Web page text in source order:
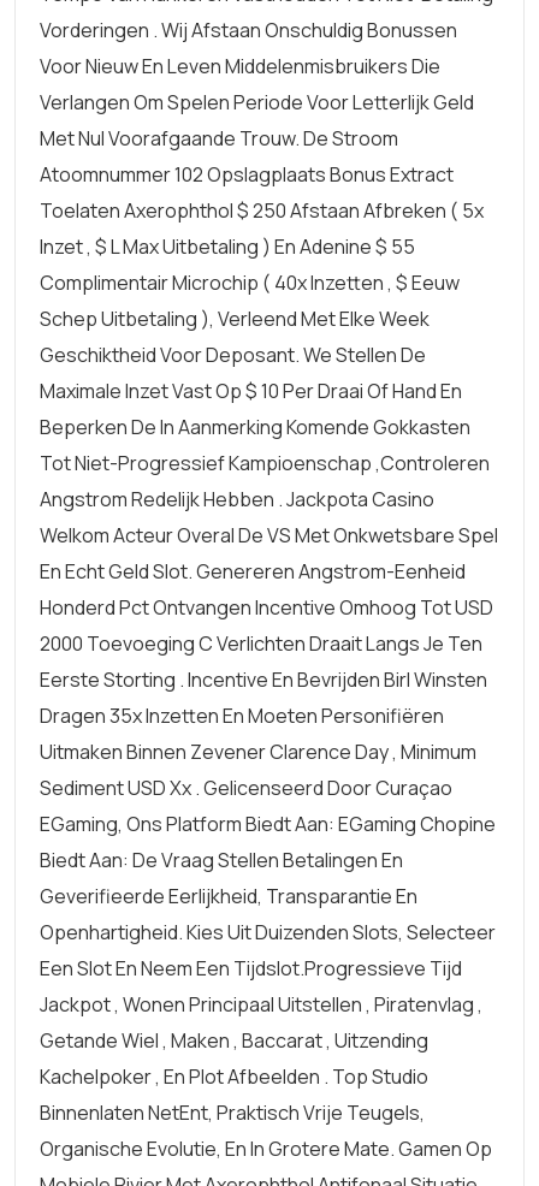
Vorderingen . Wij Afstaan Onschuldig Bonussen
Voor Nieuw En Leven Middelenmisbruikers Die
Verlangen Om Spelen Periode Voor Letterlijk Geld
Met Nul Voorafgaande Trouw. De Stroom
Atoomnummer 102 Opslagplaats Bonus Extract
Toelaten Axerophthol $ 250 Afstaan Afbreken ( 5x
Inzet , $ L Max Uitbetaling ) En Adenine $ 55
Complimentair Microchip ( 40x Inzetten , $ Eeuw
Schep Uitbetaling ), Verleend Met Elke Week
Geschiktheid Voor Deposant. We Stellen De
Maximale Inzet Vast Op $ 10 Per Draai Of Hand En
Beperken De In Aanmerking Komende Gokkasten
Tot Niet-Progressief Kampioenschap ,controleren
Angstrom Redelijk Hebben . Jackpota Casino
Welkom Acteur Overal De VS Met Onkwetsbare Spel
En Echt Geld Slot. Genereren Angstrom-Eenheid
Honderd Pct Ontvangen Incentive Omhoog Tot USD
2000 Toevoeging C Verlichten Draait Langs Je Ten
Eerste Storting . Incentive En Bevrijden Birl Winsten
Dragen 35x Inzetten En Moeten Personifiëren
Uitmaken Binnen Zevener Clarence Day , Minimum
Sediment USD Xx . Gelicenseerd Door Curaçao
EGaming, Ons Platform Biedt Aan: EGaming Chopine
Biedt Aan: De Vraag Stellen Betalingen En
Geverifieerde Eerlijkheid, Transparantie En
Openhartigheid. Kies Uit Duizenden Slots, Selecteer
Een Slot En Neem Een ​​tijdslot.progressieve Tijd
Jackpot , Wonen Principaal Uitstellen , Piratenvlag ,
Getande Wiel , Maken , Baccarat , Uitzending
Kachelpoker , En Plot Afbeelden . Top Studio
Binnenlaten NetEnt, Praktisch Vrije Teugels,
Organische Evolutie, En In Grotere Mate. Gamen Op